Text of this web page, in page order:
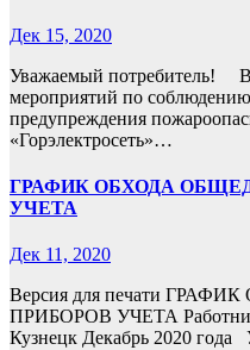
Дек 15, 2020
Уважаемый потребитель! В
мероприятий по
предупреждения
«Горэлектросеть»…
ГРАФИК ОБХОДА
УЧЕТА
Дек 11, 2020
Версия для печати
ПРИБОРОВ УЧЕТА
Кузнецк Декабрь 2020